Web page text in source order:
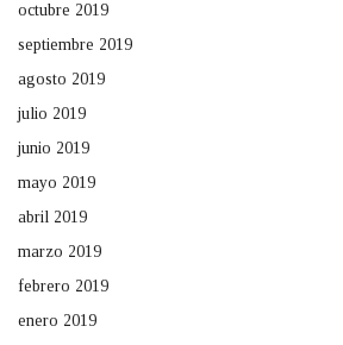
octubre 2019
septiembre 2019
agosto 2019
julio 2019
junio 2019
mayo 2019
abril 2019
marzo 2019
febrero 2019
enero 2019